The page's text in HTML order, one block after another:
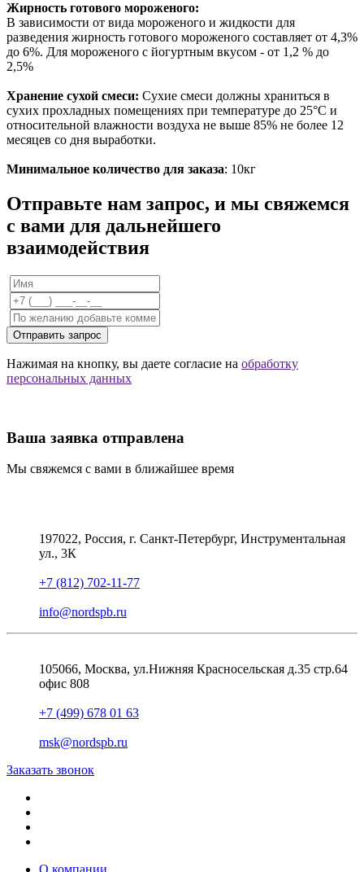
Жирность готового мороженого:
В зависимости от вида мороженого и жидкости для
разведения жирность готового мороженого составляет от 4,3%
до 6%. Для мороженого с йогуртным вкусом - от 1,2 % до
2,5%
Хранение сухой смеси: Сухие смеси должны храниться в
сухих прохладных помещениях при температуре до 25°С и
относительной влажности воздуха не выше 85% не более 12
месяцев со дня выработки.
Минимальное количество для заказа: 10кг
Отправьте нам запрос, и мы свяжемся
с вами для дальнейшего
взаимодействия
Отправить запрос
Нажимая на кнопку, вы даете согласие на обработку
персональных данных
Ваша заявка отправлена
Мы свяжемся с вами в ближайшее время
197022, Россия, г. Санкт-Петербург, Инструментальная
ул., 3К
+7 (812) 702-11-77
info@nordspb.ru
105066, Москва, ул.Нижняя Красносельская д.35 стр.64
офис 808
+7 (499) 678 01 63
msk@nordspb.ru
Заказать звонок